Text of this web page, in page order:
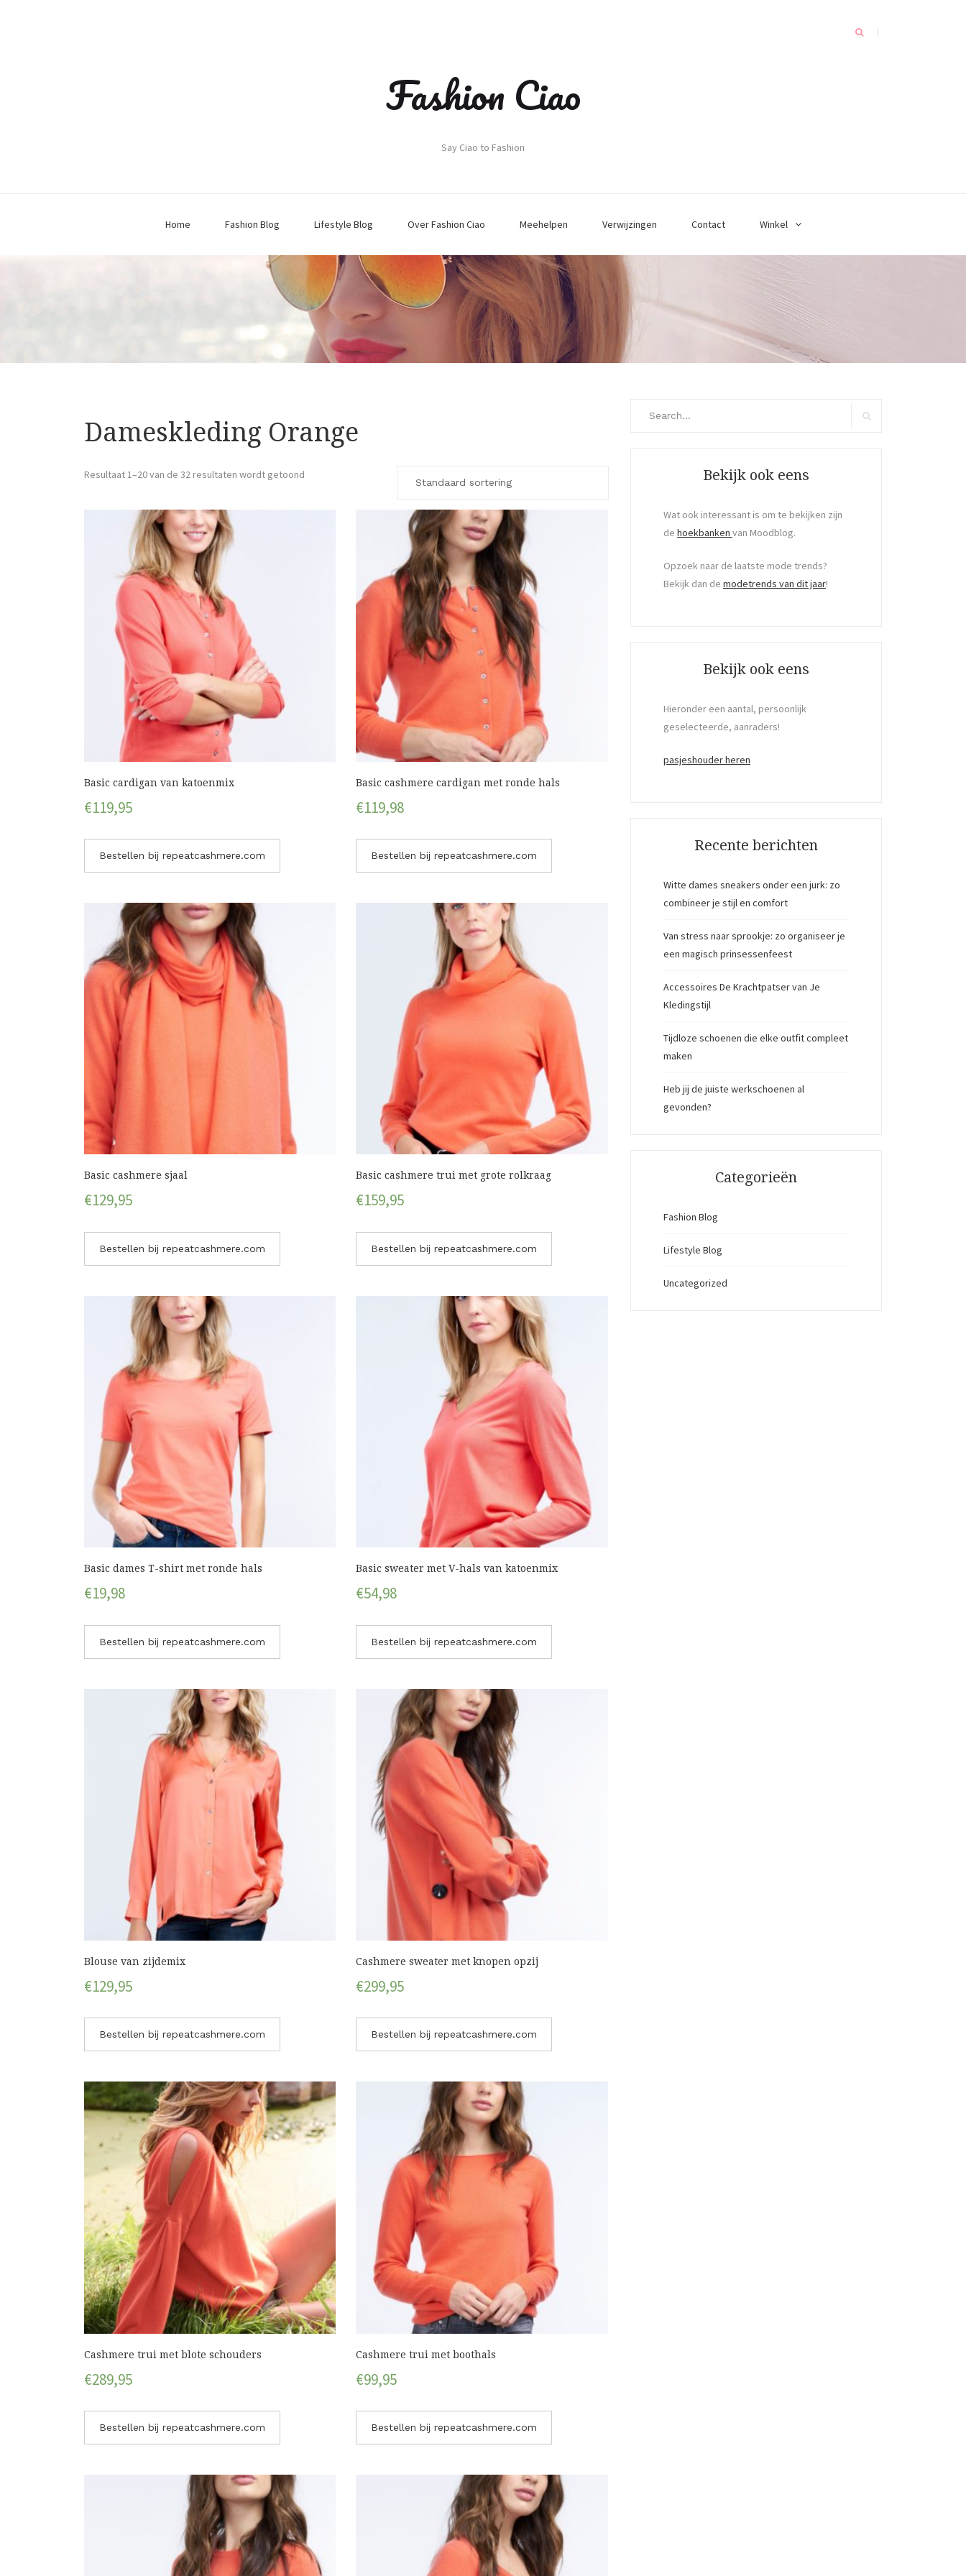
Fashion Ciao
Say Ciao to Fashion
Home Fashion Blog Lifestyle Blog Over Fashion Ciao Meehelpen Verwijzingen Contact Winkel
Dameskleding Orange
Resultaat 1–20 van de 32 resultaten wordt getoond
Basic cardigan van katoenmix
€119,95
Bestellen bij repeatcashmere.com
Basic cashmere cardigan met ronde hals
€119,98
Bestellen bij repeatcashmere.com
Basic cashmere sjaal
€129,95
Bestellen bij repeatcashmere.com
Basic cashmere trui met grote rolkraag
€159,95
Bestellen bij repeatcashmere.com
Basic dames T-shirt met ronde hals
€19,98
Bestellen bij repeatcashmere.com
Basic sweater met V-hals van katoenmix
€54,98
Bestellen bij repeatcashmere.com
Blouse van zijdemix
€129,95
Bestellen bij repeatcashmere.com
Cashmere sweater met knopen opzij
€299,95
Bestellen bij repeatcashmere.com
Cashmere trui met blote schouders
€289,95
Bestellen bij repeatcashmere.com
Cashmere trui met boothals
€99,95
Bestellen bij repeatcashmere.com
Bekijk ook eens
Wat ook interessant is om te bekijken zijn
de hoekbanken van Moodblog.
Opzoek naar de laatste mode trends?
Bekijk dan de modetrends van dit jaar!
Bekijk ook eens
Hieronder een aantal, persoonlijk
geselecteerde, aanraders!
pasjeshouder heren
Recente berichten
Witte dames sneakers onder een jurk: zo
combineer je stijl en comfort
Van stress naar sprookje: zo organiseer je
een magisch prinsessenfeest
Accessoires De Krachtpatser van Je
Kledingstijl
Tijdloze schoenen die elke outfit compleet
maken
Heb jij de juiste werkschoenen al
gevonden?
Categorieën
Fashion Blog
Lifestyle Blog
Uncategorized